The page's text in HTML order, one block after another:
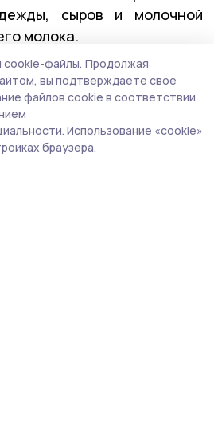
сыров и молочной
молока.
cookie-файлы. Продолжая
вы подтверждаете свое
файлов cookie в соответствии
Использование «cookie»
браузера.